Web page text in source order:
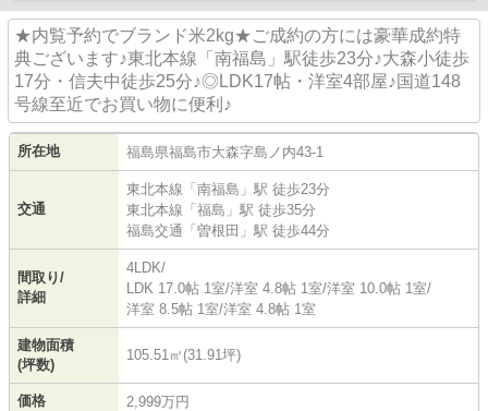
★内覧予約でブランド米2kg★ご成約の方には豪華成約特
典ございます♪東北本線「南福島」駅徒歩23分♪大森小徒歩
17分・信夫中徒歩25分♪◎LDK17帖・洋室4部屋♪国道148
号線至近でお買い物に便利♪
所在地 福島県福島市大森字島ノ内43-1
交通
東北本線 「 南福島 」駅 徒歩23分
東北本線 「 福島 」駅 徒歩35分
福島交通 「 曽根田 」駅 徒歩44分
間取り/
詳細
4LDK/
LDK 17.0帖 1室/洋室 4.8帖 1室/洋室 10.0帖 1室/
洋室 8.5帖 1室/洋室 4.8帖 1室
建物面積
(坪数)
105.51㎡(31.91坪)
価格 2,999万円